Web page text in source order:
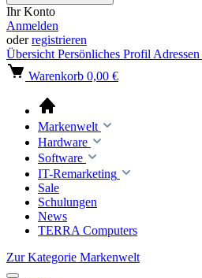
Ihr Konto
Anmelden
oderregistrieren
Übersicht Persönliches Profil Adressen
Warenkorb 0,00 €
Markenwelt
Hardware
Software
IT-Remarketing
Sale
Schulungen
News
TERRA Computers
Zur Kategorie Markenwelt